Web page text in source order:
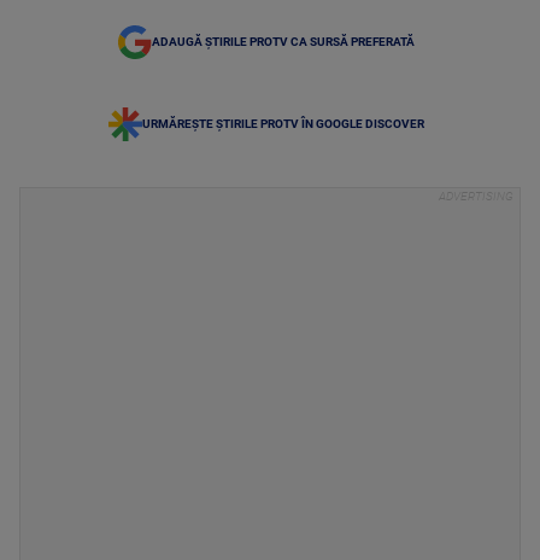
ADAUGĂ ȘTIRILE PROTV CA SURSĂ PREFERATĂ
URMĂREȘTE ȘTIRILE PROTV ÎN GOOGLE DISCOVER